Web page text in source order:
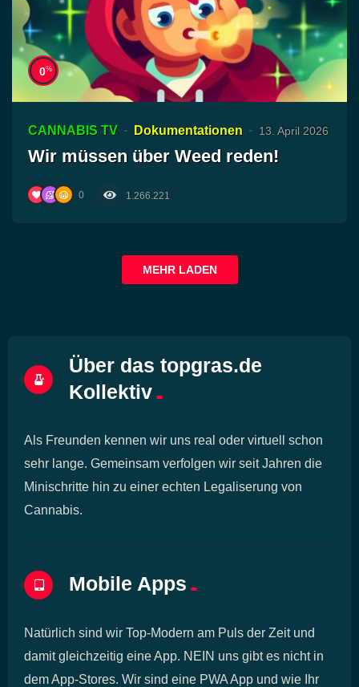
0%
CANNABIS TV Dokumentationen 13. April 2026
Wir müssen über Weed reden!
0 1.266.221
MEHR LADEN
Über das topgras.de
Kollektiv
Als Freunden kennen wir uns real oder virtuell schon
sehr lange. Gemeinsam verfolgen wir seit Jahren die
Minischritte hin zu einer echten Legaliserung von
Cannabis.
Mobile Apps
Natürlich sind wir Top-Modern am Puls der Zeit und
damit gleichzeitig eine App. NEIN uns gibt es nicht in
dem App-Stores. Wir sind eine PWA App und wie Ihr